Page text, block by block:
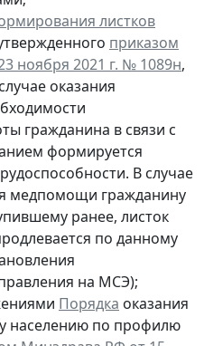
листков
приказом
ноября 2021 г. № 1089н,
оказания
гражданина в связи с
формируется
В случае
медпомощи гражданину
ранее, листок
по данному
на МСЭ);
Порядка оказания
населению по профилю